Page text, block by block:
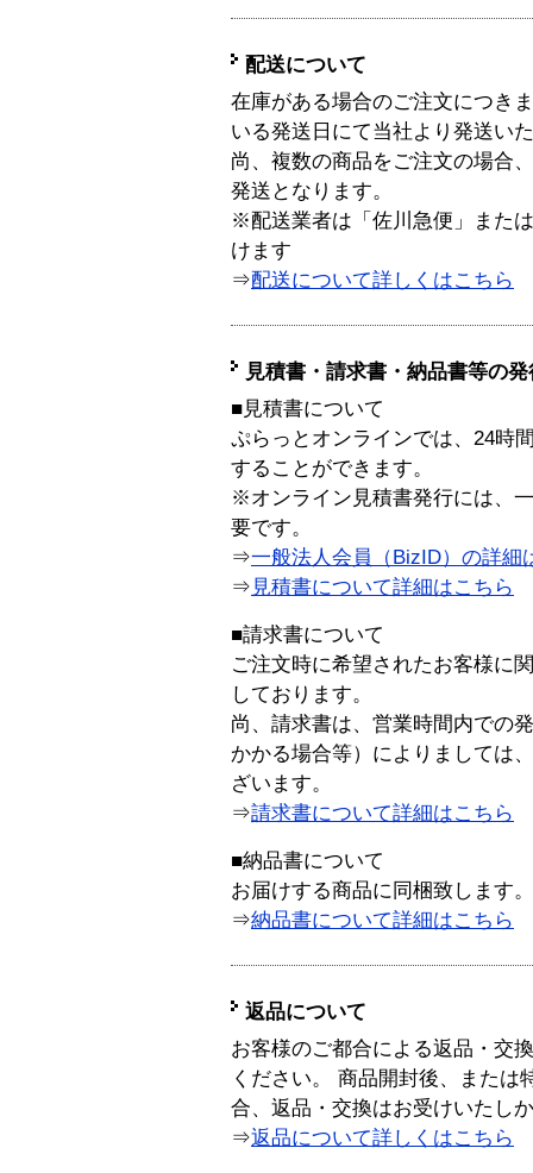
配送について
在庫がある場合のご注文につき
いる発送日にて当社より発送い
尚、複数の商品をご注文の場合
発送となります。
※配送業者は「佐川急便」また
けます
⇒配送について詳しくはこちら
見積書・請求書・納品書等の
■見積書について
ぷらっとオンラインでは、24時
することができます。
※オンライン見積書発行には、
要です。
⇒一般法人会員（BizID）の詳細
⇒ 見積書について詳細はこちら
■請求書について
ご注文時に希望されたお客様に
しております。
尚、請求書は、営業時間内での
かかる場合等）によりましては
ざいます。
⇒請求書について詳細はこちら
■納品書について
お届けする商品に同梱致します。
⇒納品書について詳細はこちら
返品について
お客様のご都合による返品・交
ください。 商品開封後、または
合、返品・交換はお受けいたし
⇒返品について詳しくはこちら